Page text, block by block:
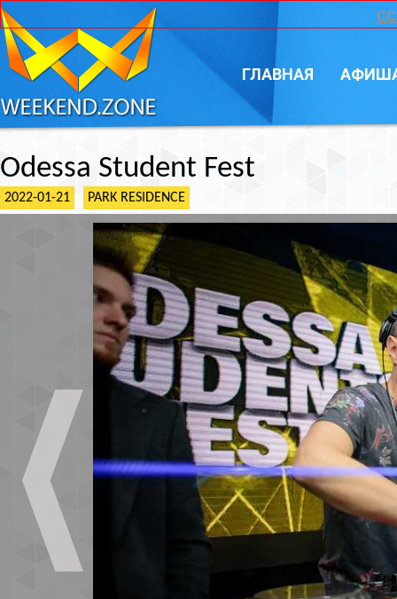
ГЛАВНАЯ
Odessa Student Fest
2022-01-21 PARK RESIDENCE